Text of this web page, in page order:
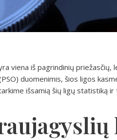
viena iš pagrindinių priežasčių,
duomenimis, šios ligos
išsamią šių ligų statistiką ir